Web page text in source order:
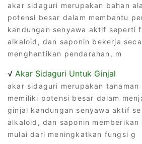
akar sidaguri merupakan bahan
potensi besar dalam membantu
kandungan senyawa aktif seperti
alkaloid, dan saponin bekerja
menghentikan pendarahan, m
√ Akar Sidaguri Untuk Ginjal
akar sidaguri merupakan tanaman
memiliki potensi besar dalam
ginjal kandungan senyawa aktif
alkaloid, dan saponin
mulai dari meningkatkan fungsi g